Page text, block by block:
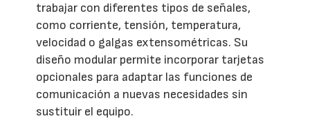
trabajar con diferentes tipos de señales,
como corriente, tensión, temperatura,
velocidad o galgas extensométricas. Su
diseño modular permite incorporar tarjetas
opcionales para adaptar las funciones de
comunicación a nuevas necesidades sin
sustituir el equipo.